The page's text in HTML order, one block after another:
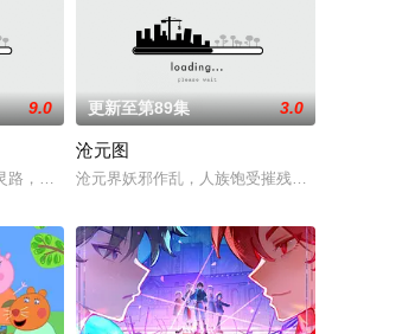
为高丽使者之子金富轼与金富辙合二为一，女扮男装、
手撕天地。星辰镇昔日天才辰天，十岁后武魂沉寂、灵海
9.0
路，伐罗天，剑斩诛邪永定乾坤，万道争锋吾为主率!天蚕
更新至第89集 3.0
沧元图
沧元界妖邪作乱，人族饱受摧残，主角孟川自小